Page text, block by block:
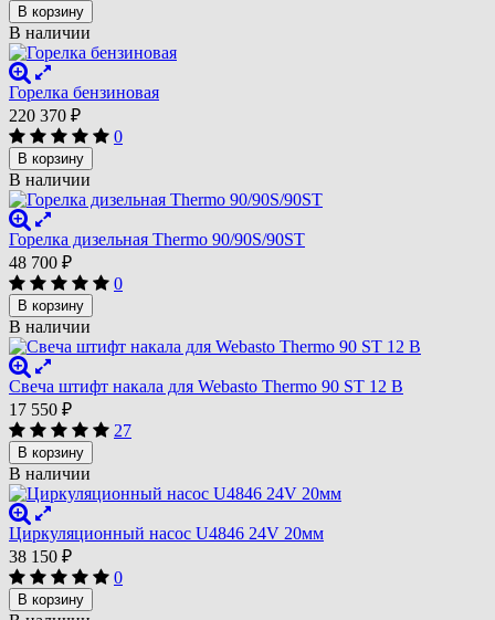
В корзину
В наличии
Горелка бензиновая
220 370 ₽
0
В корзину
В наличии
Горелка дизельная Thermo 90/90S/90ST
48 700 ₽
0
В корзину
В наличии
Свеча штифт накала для Webasto Thermo 90 ST 12 В
17 550 ₽
27
В корзину
В наличии
Циркуляционный насос U4846 24V 20мм
38 150 ₽
0
В корзину